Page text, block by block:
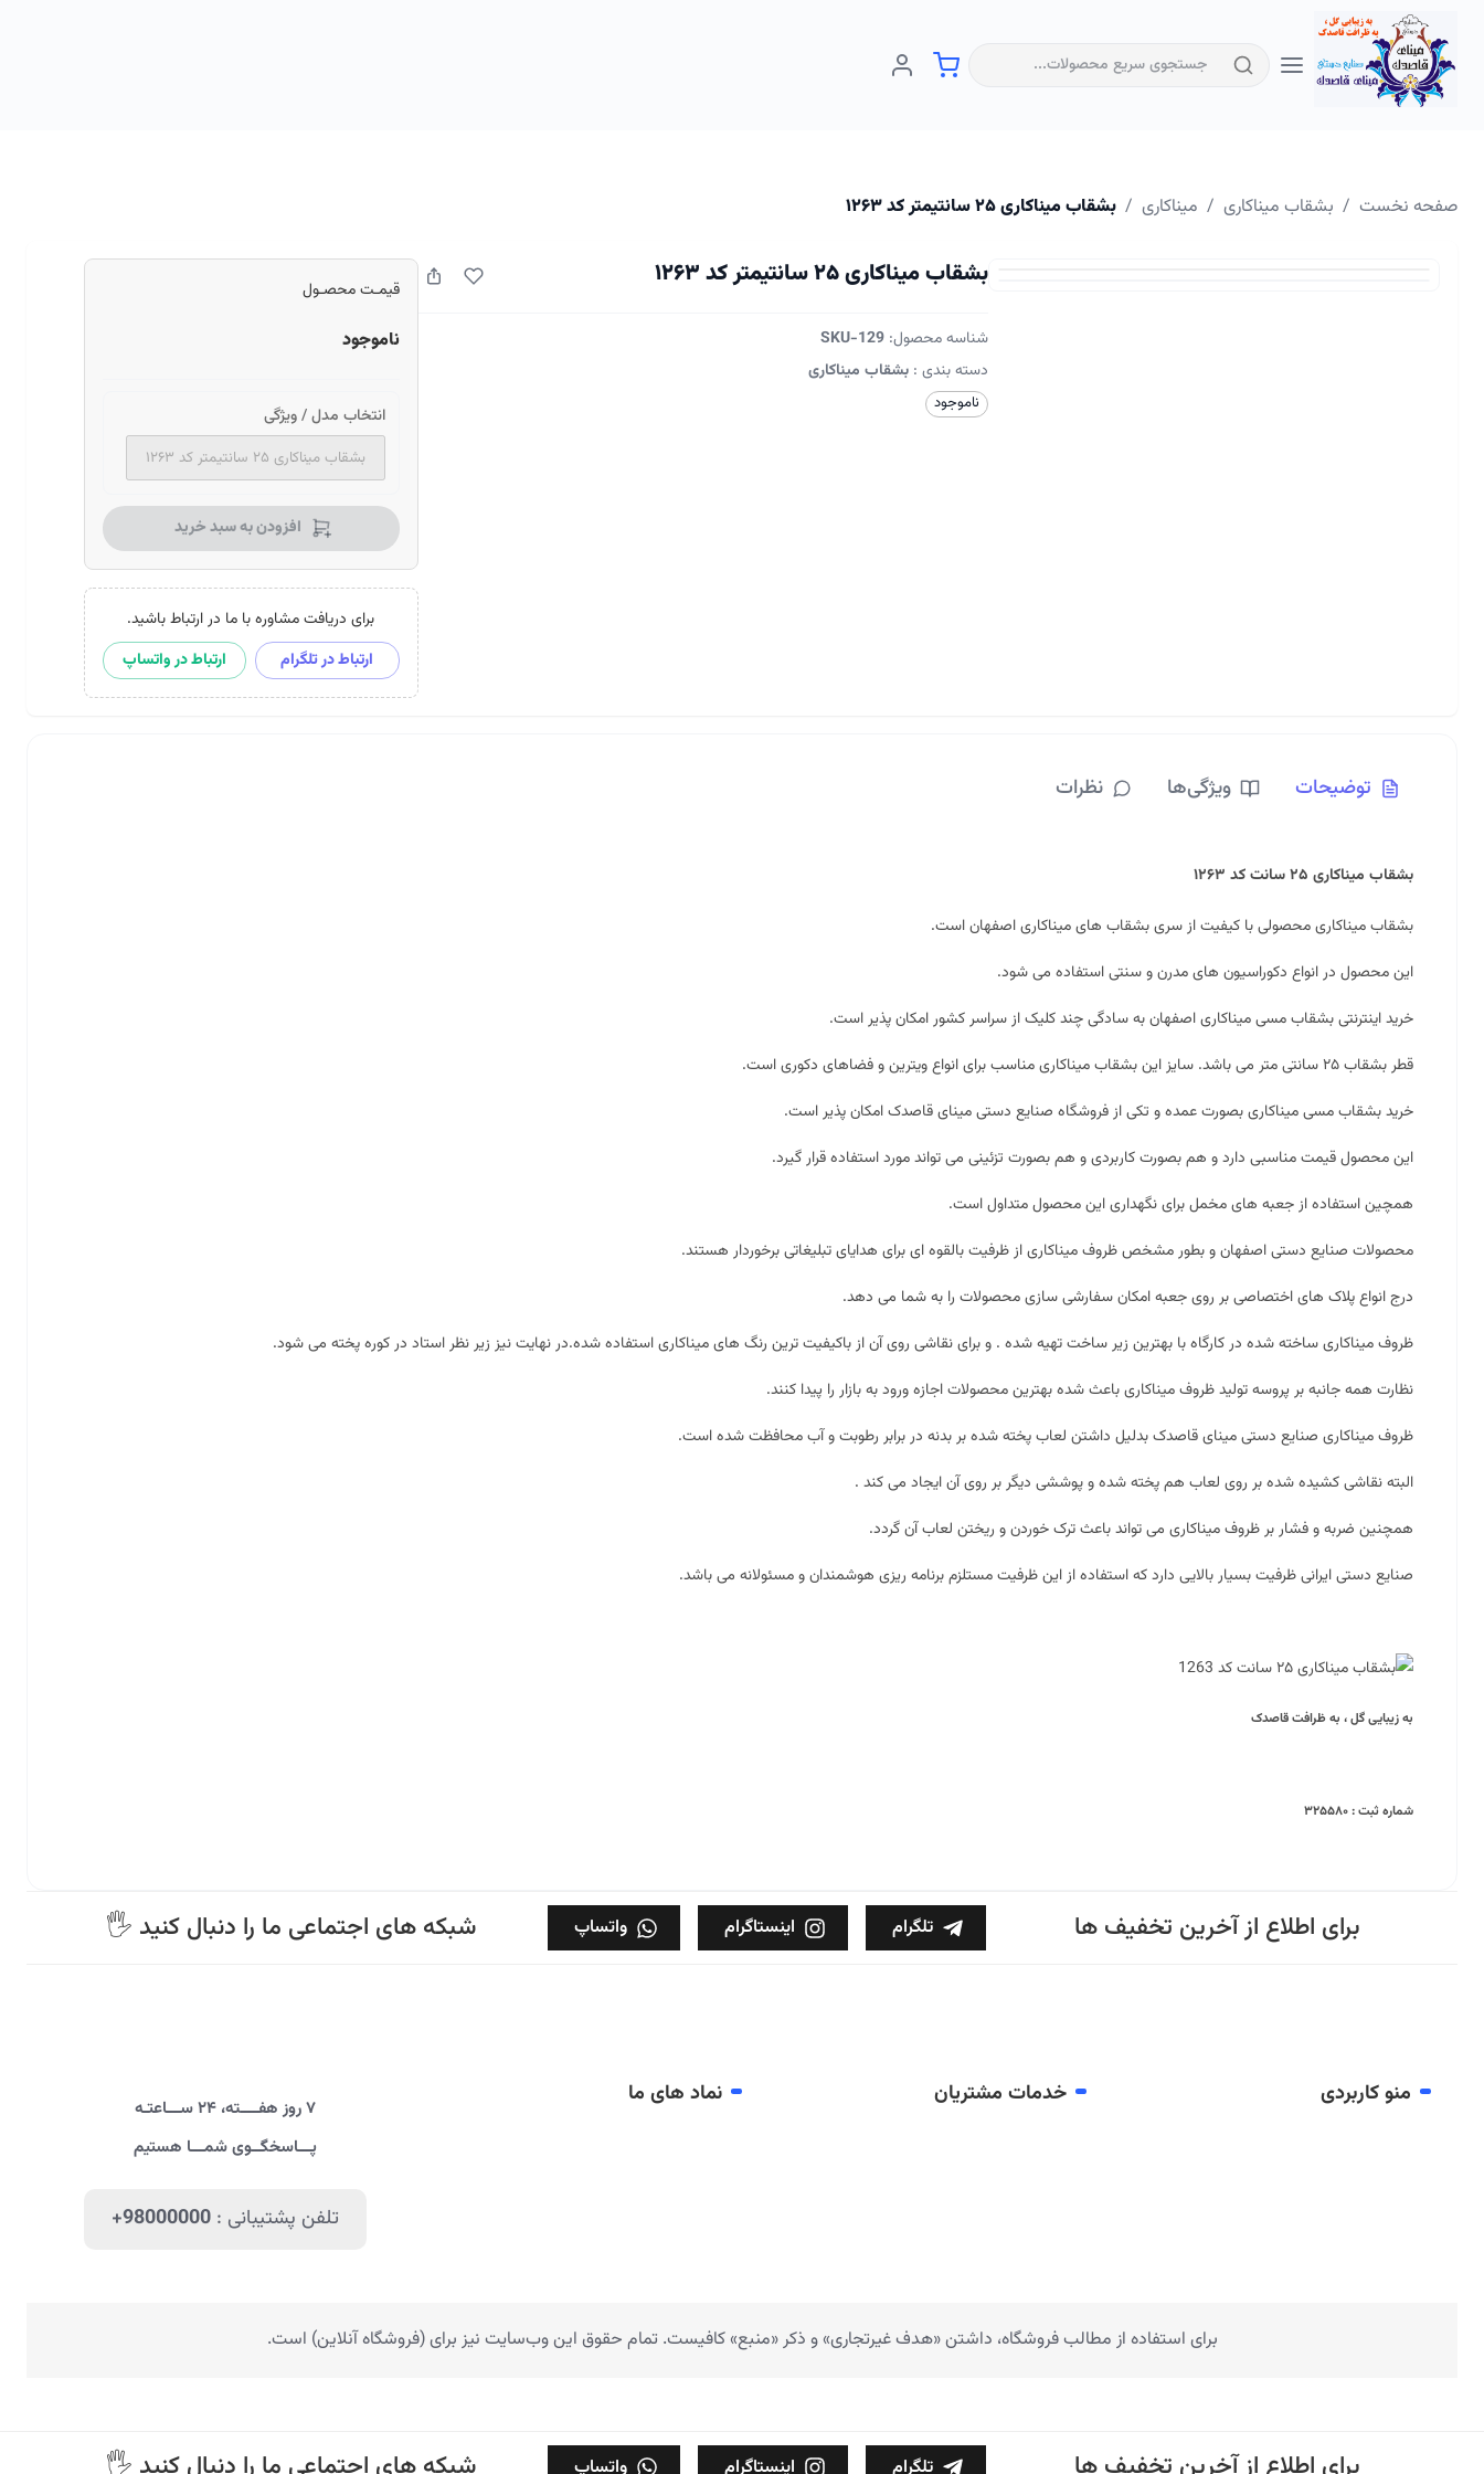
صفحه نخست / بشقاب میناکاری / میناکاری / بشقاب میناکاری ۲۵ سانتیمتر کد ۱۲۶۳
بشقاب میناکاری ۲۵ سانتیمتر کد ۱۲۶۳
شناسه محصول:SKU-129
دسته بندی :بشقاب میناکاری
ناموجود
قیمـت محصـول
ناموجود
انتخاب مدل / ویژگی
بشقاب میناکاری ۲۵ سانتیمتر کد ۱۲۶۳
افزودن به سبد خرید
برای دریافت مشاوره با ما در ارتباط باشید.
ارتباط در تلگرام
ارتباط در واتساپ
توضیحات ویژگی‌ها نظرات
بشقاب میناکاری ۲۵ سانت کد ۱۲۶۳
بشقاب میناکاری محصولی با کیفیت از سری بشقاب های میناکاری اصفهان است.
این محصول در انواع دکوراسیون های مدرن و سنتی استفاده می شود.
خرید اینترنتی بشقاب مسی میناکاری اصفهان به سادگی چند کلیک از سراسر کشور امکان پذیر است.
قطر بشقاب ۲۵ سانتی متر می باشد. سایز این بشقاب
میناکاریمناسب برای انواع ویترین و فضاهای دکوری است.
خرید بشقاب مسی میناکاری بصورت عمده و تکی از فروشگاه صنایع دستیمینای قاصدکامکان پذیر است.
این محصول قیمت مناسبی دارد و هم بصورت کاربردی و هم بصورت تزئینی می تواند مورد استفاده قرار گیرد.
همچین استفاده از جعبه های مخمل برای نگهداری این محصول متداول است.
محصولات صنایع دستی اصفهان و بطور مشخص ظروف میناکاری از ظرفیت بالقوه ای برای هدایای تبلیغاتی برخوردار هستند.
درج انواع پلاک های اختصاصی بر روی جعبه امکان سفارشی سازی محصولات را به شما می دهد.
ظروف میناکاری ساخته شده در کارگاه با بهترین زیر ساخت تهیه شده . و برای نقاشی روی آن از باکیفیت ترین رنگ های میناکاری استفاده شده.در نهایت نیز زیر نظر استاد در کوره پخته می شود.
نظارت همه جانبه بر پروسه تولید ظروف میناکاری باعث شده بهترین محصولات اجازه ورود به بازار را پیدا کنند.
ظروف میناکاری صنایع دستی مینای قاصدک بدلیل داشتن لعاب پخته شده بر بدنه در برابر رطوبت و آب محافظت شده است.
البته نقاشی کشیده شده بر روی لعاب هم پخته شده و پوششی دیگر بر روی آن ایجاد می کند .
همچنین ضربه و فشار بر ظروف میناکاری می تواند باعث ترک خوردن و ریختن لعاب آن گردد.
صنایع دستی ایرانی ظرفیت بسیار بالایی دارد که استفاده از این ظرفیت مستلزم برنامه ریزی هوشمندان و مسئولانه می باشد.
به زیبایی گل ، به ظرافت قاصدک
شماره ثبت : ۳۲۵۵۸۰
🖐 شبکه های اجتماعی ما را دنبال کنید تلگرام اینستاگرام واتساپ برای اطلاع از آخرین تخفیف ها
منو کاربردی خدمات مشتریان نماد های ما
۷ روز هفــــته، ۲۴ ســـاعتـه
پـــاسخگــوی شمـــا هستیم
تلفن پشتیبانی : +98000000
برای استفاده از مطالب فروشگاه، داشتن «هدف غیرتجاری» و ذکر «منبع» کافیست. تمام حقوق اين وب‌سايت نیز برای (فروشگاه آنلاین) است.
تلگرام اینستاگرام واتساپ